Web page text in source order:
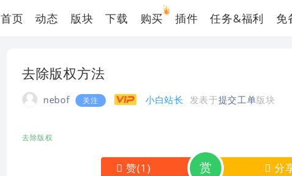
首页 动态 版块 下载 购买 插件 任务&福利 免
去除版权方法
nebof 关注 小白站长 发表于提交工单版块
去除版权
赞(1 ) 赏 分